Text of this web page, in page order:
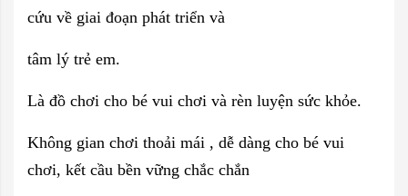
cứu về giai đoạn phát triển và
tâm lý trẻ em.
Là đồ chơi cho bé vui chơi và rèn luyện sức khỏe.
Không gian chơi thoải mái , dễ dàng cho bé vui
chơi, kết cầu bền vững chắc chắn